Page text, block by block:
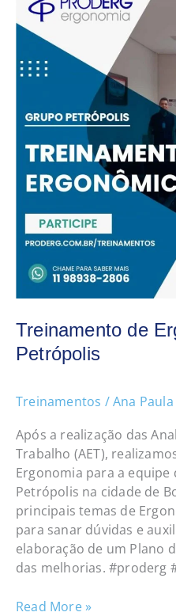
Treinamento de
Petrópolis
Treinamentos /Ana Paula
Após a realização das
Trabalho (AET),
Ergonomia para a equipe
Petrópolis na cidade de
principais temas de
para sanar dúvidas e
elaboração de um Plano
das melhorias. #proderg
de
Ergonomia
Grupo
Petrópolis
Read More »